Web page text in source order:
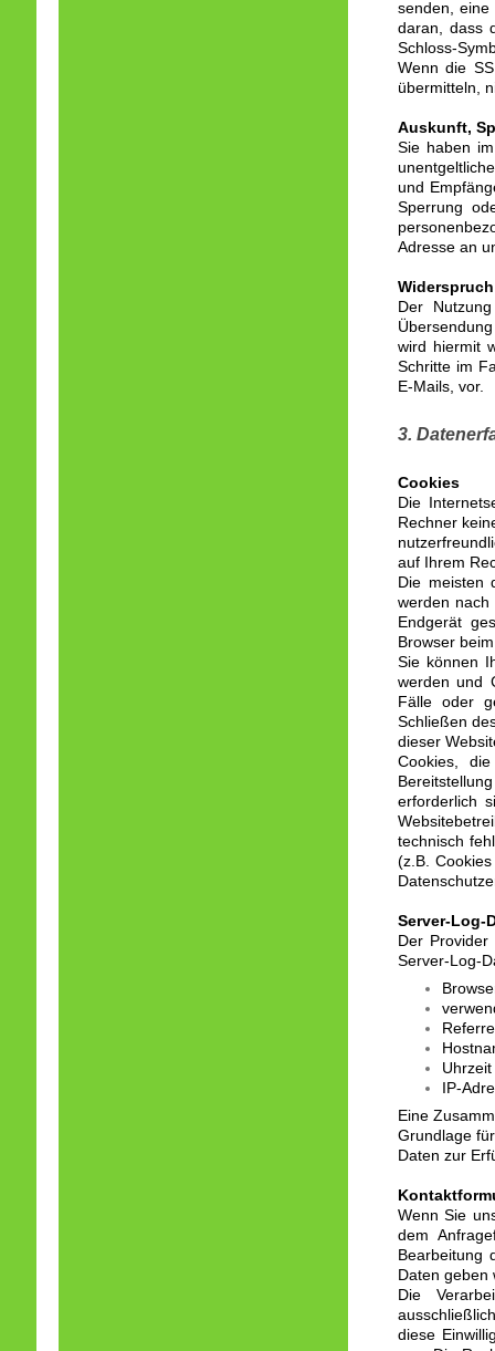
senden, eine
daran, dass
Schloss-
Wenn die
übermitteln,
Auskunft,
Sie haben
und
Sperrung
Adresse an
Der
wird hiermit
Schritte im
E-Mails, vor.
3.
Cookies
Die
Rechner
auf Ihrem
Die meisten
werden nach
Endgerät
Browser
Sie können
werden und
Fälle oder
Schließen
dieser
Cookies,
erforderlich
technisch
(z.B.
Server-Log-
Der
Server-Log-
IP-
Eine
Grundlage
Daten zur
Wenn Sie
dem
Bearbeitung
Daten geben
Die
diese